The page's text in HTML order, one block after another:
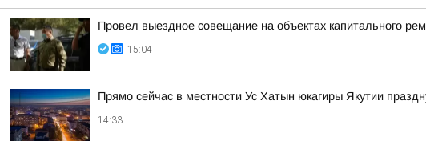
Провел выездное совещание на объектах капитального
15:04
Прямо сейчас в местности Ус Хатын юкагиры Якутии
14:33